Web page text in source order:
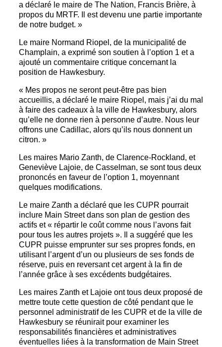
a déclaré le maire de The Nation, Francis Brière, à
propos du MRTF. Il est devenu une partie importante
de notre budget. »
Le maire Normand Riopel, de la municipalité de
Champlain, a exprimé son soutien à l’option 1 et a
ajouté un commentaire critique concernant la
position de Hawkesbury.
« Mes propos ne seront peut-être pas bien
accueillis, a déclaré le maire Riopel, mais j’ai du mal
à faire des cadeaux à la ville de Hawkesbury, alors
qu’elle ne donne rien à personne d’autre. Nous leur
offrons une Cadillac, alors qu’ils nous donnent un
citron. »
Les maires Mario Zanth, de Clarence-Rockland, et
Geneviève Lajoie, de Casselman, se sont tous deux
prononcés en faveur de l’option 1, moyennant
quelques modifications.
Le maire Zanth a déclaré que les CUPR pourrait
inclure Main Street dans son plan de gestion des
actifs et « répartir le coût comme nous l’avons fait
pour tous les autres projets ». Il a suggéré que les
CUPR puisse emprunter sur ses propres fonds, en
utilisant l’argent d’un ou plusieurs de ses fonds de
réserve, puis en reversant cet argent à la fin de
l’année grâce à ses excédents budgétaires.
Les maires Zanth et Lajoie ont tous deux proposé de
mettre toute cette question de côté pendant que le
personnel administratif de les CUPR et de la ville de
Hawkesbury se réunirait pour examiner les
responsabilités financières et administratives
éventuelles liées à la transformation de Main Street